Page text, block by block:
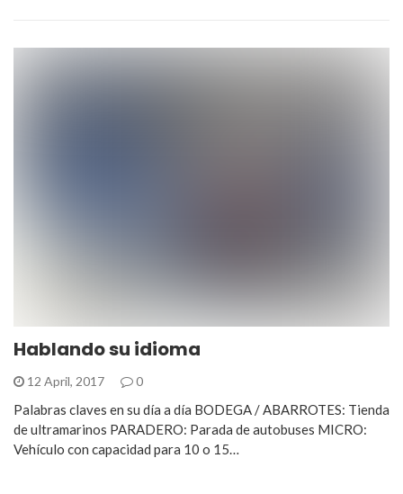
Hablando su idioma
12 April, 2017 0
Palabras claves en su día a día BODEGA / ABARROTES: Tienda
de ultramarinos PARADERO: Parada de autobuses MICRO:
Vehículo con capacidad para 10 o 15…